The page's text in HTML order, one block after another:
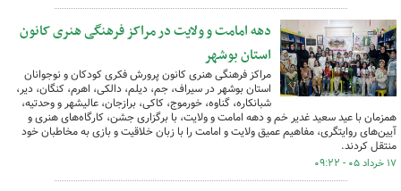
دهه امامت و ولایت در مراکز فرهنگی هنری کانون
استان بوشهر
مراکز فرهنگی هنری کانون پرورش فکری کودکان و نوجوانان
استان بوشهر در سیراف، جم، دیلم، دالکی، اهرم، کنگان، دیر،
شبانکاره، گناوه، خورموج، کاکی، برازجان، عالیشهر و وحدتیه،
همزمان با عید سعید غدیر خم و دهه امامت و ولایت، با برگزاری جشن، کارگاه‌های هنری و
آیین‌های روایتگری، مفاهیم عمیق ولایت و امامت را با زبان خلاقیت و بازی به مخاطبان خود
منتقل کردند.
۱۷ خرداد ۰۵ - ۰۹:۲۲